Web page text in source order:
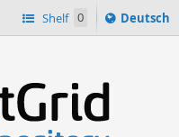
Shelf 0
Sprache
ï¿½ndern
Deutsch